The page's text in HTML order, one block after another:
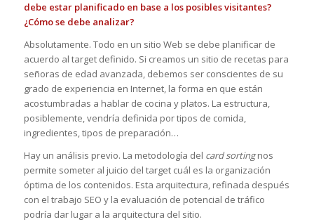
debe estar planificado en base a los posibles visitantes?
¿Cómo se debe analizar?
Absolutamente. Todo en un sitio Web se debe planificar de
acuerdo al target definido. Si creamos un sitio de recetas para
señoras de edad avanzada, debemos ser conscientes de su
grado de experiencia en Internet, la forma en que están
acostumbradas a hablar de cocina y platos. La estructura,
posiblemente, vendría definida por tipos de comida,
ingredientes, tipos de preparación…
Hay un análisis previo. La metodología del card sortingnos
permite someter al juicio del target cuál es la organización
óptima de los contenidos. Esta arquitectura, refinada después
con el trabajo SEO y la evaluación de potencial de tráfico
podría dar lugar a la arquitectura del sitio.